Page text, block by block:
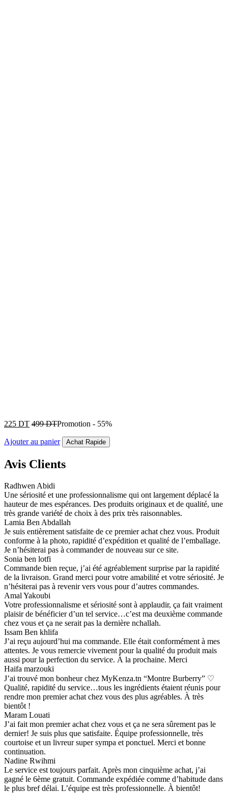
225 DT 499DTPromotion - 55%
Ajouter au panier Achat Rapide
Avis Clients
Radhwen Abidi
Une sériosité et une professionnalisme qui ont largement déplacé la
hauteur de mes espérances. Des produits originaux et de qualité, une
très grande variété de choix à des prix très raisonnables.
Lamia Ben Abdallah
Je suis entièrement satisfaite de ce premier achat chez vous. Produit
conforme à la photo, rapidité d’expédition et qualité de l’emballage.
Je n’hésiterai pas à commander de nouveau sur ce site.
Sonia ben lotfi
Commande bien reçue, j’ai été agréablement surprise par la rapidité
de la livraison. Grand merci pour votre amabilité et votre sériosité. Je
n’hésiterai pas à revenir vers vous pour d’autres commandes.
Amal Yakoubi
Votre professionnalisme et sériosité sont à applaudir, ça fait vraiment
plaisir de bénéficier d’un tel service…c’est ma deuxième commande
chez vous et ça ne serait pas la dernière nchallah.
Issam Ben khlifa
J’ai reçu aujourd’hui ma commande. Elle était conformément à mes
attentes. Je vous remercie vivement pour la qualité du produit mais
aussi pour la perfection du service. À la prochaine. Merci
Haifa marzouki
J’ai trouvé mon bonheur chez MyKenza.tn “Montre Burberry” ♡
Qualité, rapidité du service…tous les ingrédients étaient réunis pour
rendre mon premier achat chez vous des plus agréables. À très
bientôt !
Maram Louati
J’ai fait mon premier achat chez vous et ça ne sera sûrement pas le
dernier! Je suis plus que satisfaite. Équipe professionnelle, très
courtoise et un livreur super sympa et ponctuel. Merci et bonne
continuation.
Nadine Rwihmi
Le service est toujours parfait. Après mon cinquième achat, j’ai
gagné le 6ème gratuit. Commande expédiée comme d’habitude dans
le plus bref délai. L’équipe est très professionnelle. À bientôt!